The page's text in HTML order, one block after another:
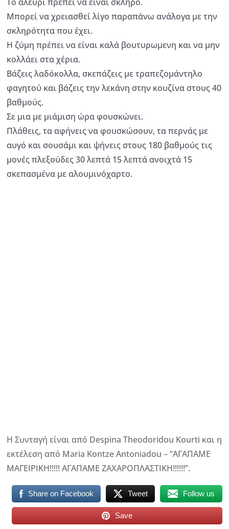
Μπορεί να χρειασθεί λίγο παραπάνω ανάλογα με την
σκληρότητα που έχει.
Η ζύμη πρέπει να είναι καλά βουτυρωμενη και να μην
κολλάει στα χέρια.
Βάζεις λαδόκολλα, σκεπάζεις με τραπεζομάντηλο
φαγητού και βάζεις την λεκάνη στην κουζίνα στους 40
βαθμούς.
Σε μια με μιάμιση ώρα φουσκώνει.
Πλάθεις, τα αφήνεις να φουσκώσουν, τα περνάς με
αυγό και σουσάμι και ψήνεις στους 180 βαθμούς τις
μονές πλεξούδες 30 λεπτά 15 λεπτά ανοιχτά 15
σκεπασμένα με αλουμινόχαρτο.
Η Συνταγή είναι από Despina Theodoridou Kourti και η
εκτέλεση από Maria Kontze Antoniadou – “ΑΓΑΠΑΜΕ
ΜΑΓΕΙΡΙΚΗ!!!!! ΑΓΑΠΑΜΕ ΖΑΧΑΡΟΠΛΑΣΤΙΚΗ!!!!!!”.
Share on Facebook Tweet Follow us
Save